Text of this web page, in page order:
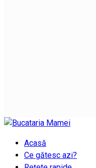
Acasă
Ce gătesc azi?